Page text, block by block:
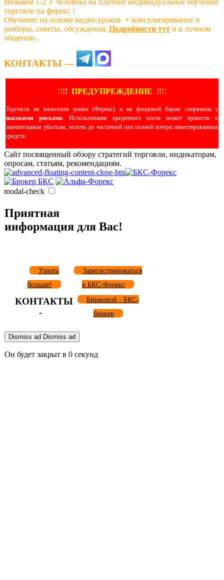
торговле на форекс !
Обучение на основе видео-уроков ️ + консультирование и
разборы, советы, обсуждения. Подробности тут и в личном
общении..
КОНТАКТЫ —
!!!! ПРЕДУПРЕЖДЕНИЕ !!!!
Торговля на валютном рынке (Форекс) и на фондовой бирже сопряжена с
высокими рисками. Использование кредитного плеча может привести к
значительным убыткам, вплоть до частичной или полной потери инвестированных
средств.
Сайт посвященный обзору стратегий торговли, индикаторам,
опросам, статьям, рекомендациям.
modal-check
Приятная
информация для Вас!
Узнать
больше!
Зарегистрироваться
в БКС-Форекс
КОНТАКТЫ
-
Биржевой - БКС-
брокер
Dismiss ad Dismiss ad
Он будет закрыт в 0 секунд